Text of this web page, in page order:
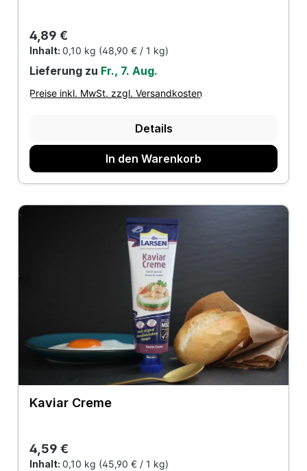
Regulärer Preis:
4,89 €
Inhalt: 0,10 kg (48,90 € / 1 kg)
Lieferung zu Fr., 7. Aug.
Preise inkl. MwSt. zzgl. Versandkosten
Details
In den Warenkorb
Kaviar Creme
Regulärer Preis:
4,59 €
Inhalt: 0,10 kg (45,90 € / 1 kg)